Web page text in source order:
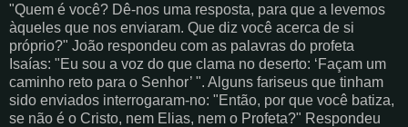
"Quem é você? Dê-nos uma resposta, para que a levemos
àqueles que nos enviaram. Que diz você acerca de si
próprio?" João respondeu com as palavras do profeta
Isaías: "Eu sou a voz do que clama no deserto: ‘Façam um
caminho reto para o Senhor’ ". Alguns fariseus que tinham
sido enviados interrogaram-no: "Então, por que você batiza,
se não é o Cristo, nem Elias, nem o Profeta?" Respondeu